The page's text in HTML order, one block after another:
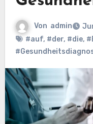
Von admin
#auf, #der, #die,